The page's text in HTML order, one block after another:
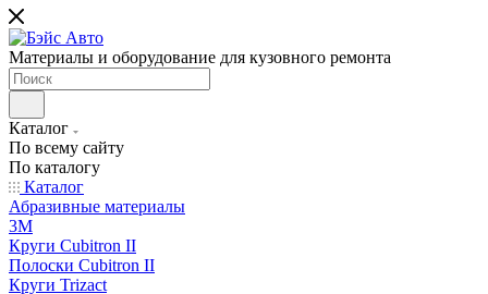
Материалы и оборудование для кузовного ремонта
Каталог
По всему сайту
По каталогу
Каталог
Абразивные материалы
3M
Круги Cubitron II
Полоски Cubitron II
Круги Trizact